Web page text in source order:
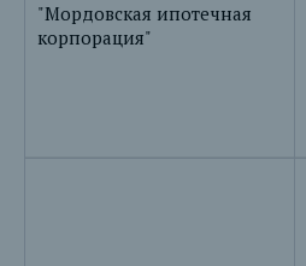
"Мордовская ипотечная
корпорация"